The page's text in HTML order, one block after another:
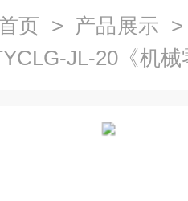
页 > 产品展示
JL-20《机